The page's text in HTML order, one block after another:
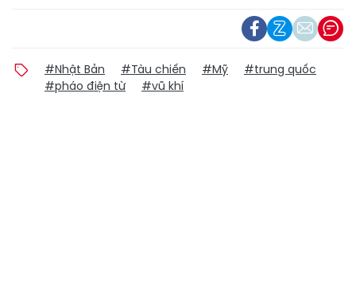
#Nhật Bản #Tàu chiến #Mỹ
#trung quốc
#pháo điện từ
#vũ khí